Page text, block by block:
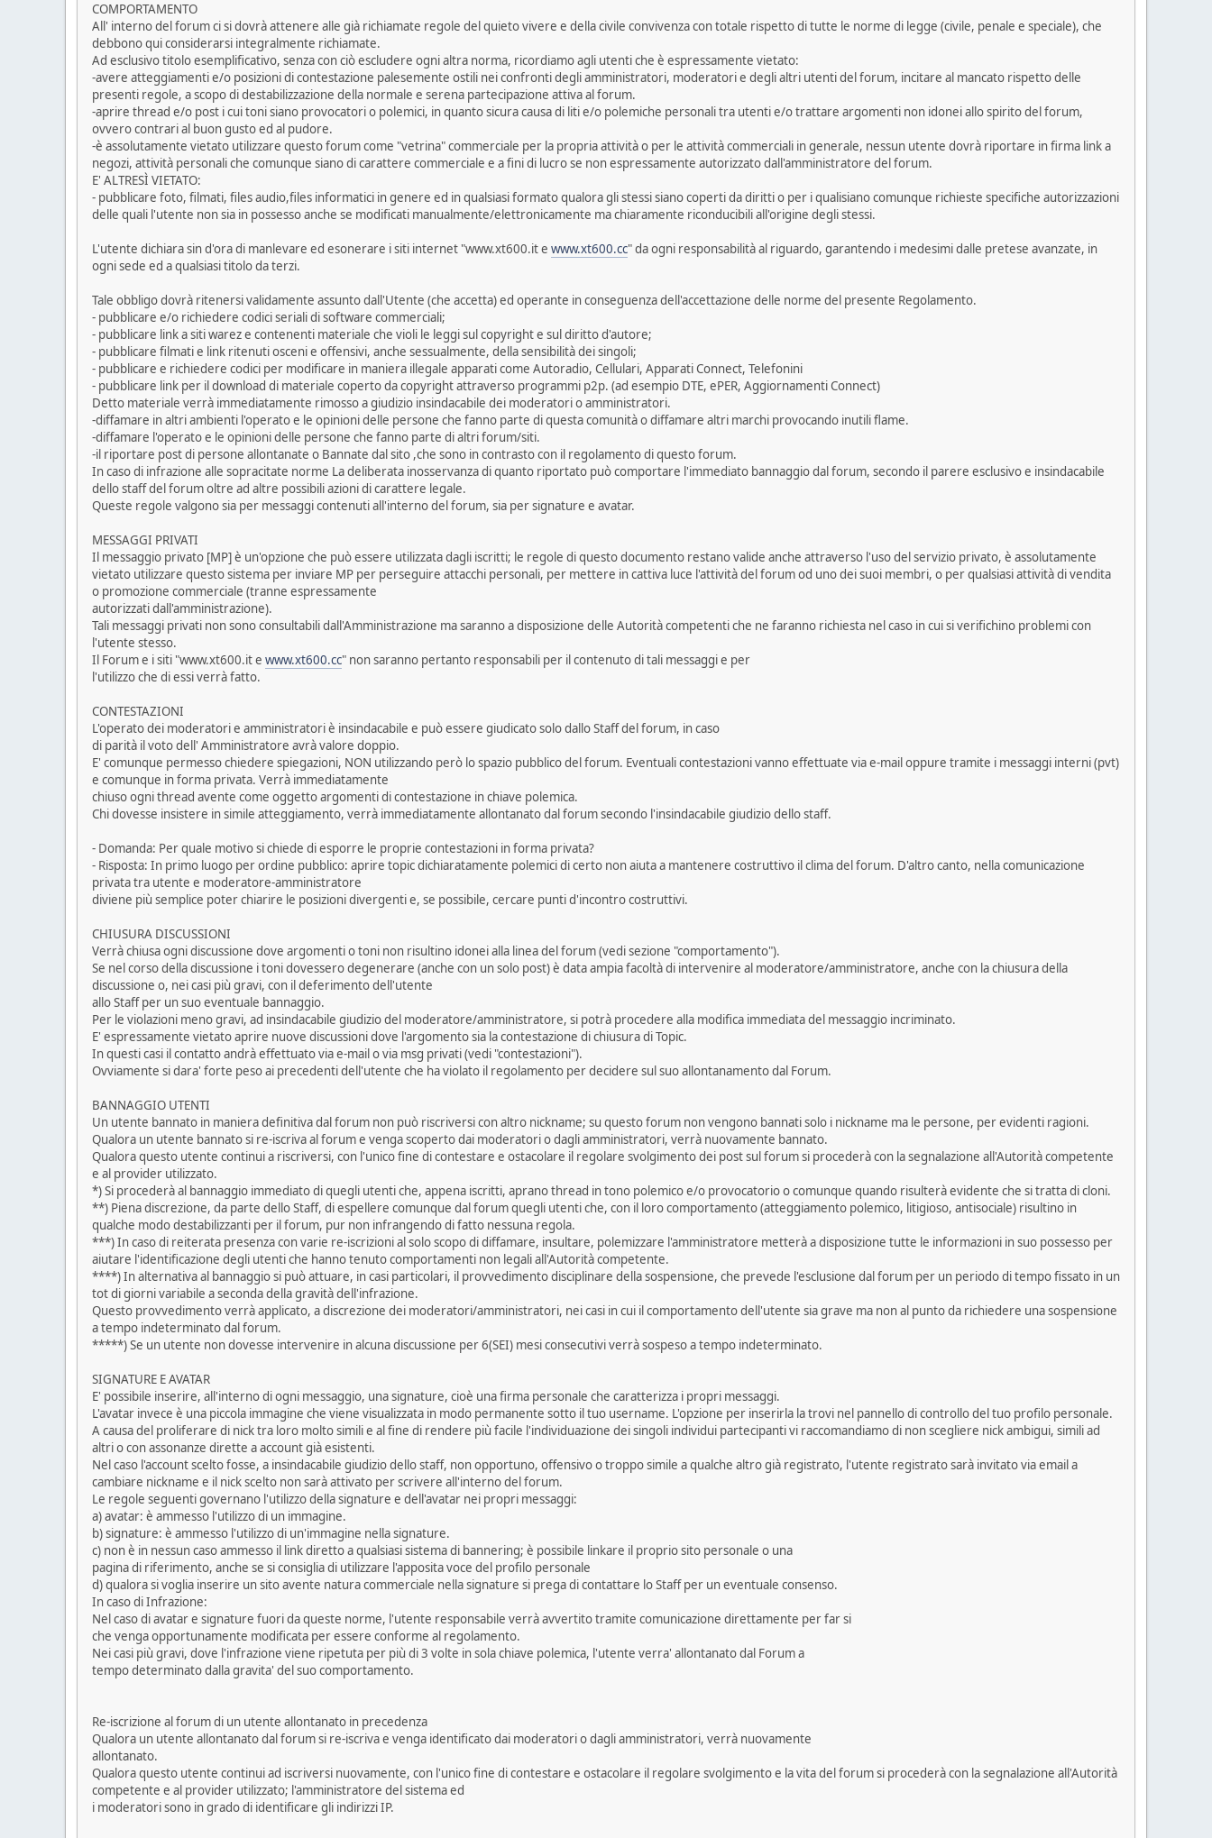
COMPORTAMENTO
All' interno del forum ci si dovrà attenere alle già richiamate regole del quieto vivere e della civile convivenza con totale rispetto di tutte le norme di legge (civile, penale e speciale), che
debbono qui considerarsi integralmente richiamate.
Ad esclusivo titolo esemplificativo, senza con ciò escludere ogni altra norma, ricordiamo agli utenti che è espressamente vietato:
-avere atteggiamenti e/o posizioni di contestazione palesemente ostili nei confronti degli amministratori, moderatori e degli altri utenti del forum, incitare al mancato rispetto delle
presenti regole, a scopo di destabilizzazione della normale e serena partecipazione attiva al forum.
-aprire thread e/o post i cui toni siano provocatori o polemici, in quanto sicura causa di liti e/o polemiche personali tra utenti e/o trattare argomenti non idonei allo spirito del forum,
ovvero contrari al buon gusto ed al pudore.
-è assolutamente vietato utilizzare questo forum come "vetrina" commerciale per la propria attività o per le attività commerciali in generale, nessun utente dovrà riportare in firma link a
negozi, attività personali che comunque siano di carattere commerciale e a fini di lucro se non espressamente autorizzato dall'amministratore del forum.
E' ALTRESÌ VIETATO:
- pubblicare foto, filmati, files audio,files informatici in genere ed in qualsiasi formato qualora gli stessi siano coperti da diritti o per i qualisiano comunque richieste specifiche autorizzazioni
delle quali l'utente non sia in possesso anche se modificati manualmente/elettronicamente ma chiaramente riconducibili all'origine degli stessi.
L'utente dichiara sin d'ora di manlevare ed esonerare i siti internet "www.xt600.it e www.xt600.cc" da ogni responsabilità al riguardo, garantendo i medesimi dalle pretese avanzate, in
ogni sede ed a qualsiasi titolo da terzi.
Tale obbligo dovrà ritenersi validamente assunto dall'Utente (che accetta) ed operante in conseguenza dell'accettazione delle norme del presente Regolamento.
- pubblicare e/o richiedere codici seriali di software commerciali;
- pubblicare link a siti warez e contenenti materiale che violi le leggi sul copyright e sul diritto d'autore;
- pubblicare filmati e link ritenuti osceni e offensivi, anche sessualmente, della sensibilità dei singoli;
- pubblicare e richiedere codici per modificare in maniera illegale apparati come Autoradio, Cellulari, Apparati Connect, Telefonini
- pubblicare link per il download di materiale coperto da copyright attraverso programmi p2p. (ad esempio DTE, ePER, Aggiornamenti Connect)
Detto materiale verrà immediatamente rimosso a giudizio insindacabile dei moderatori o amministratori.
-diffamare in altri ambienti l'operato e le opinioni delle persone che fanno parte di questa comunità o diffamare altri marchi provocando inutili flame.
-diffamare l'operato e le opinioni delle persone che fanno parte di altri forum/siti.
-il riportare post di persone allontanate o Bannate dal sito ,che sono in contrasto con il regolamento di questo forum.
In caso di infrazione alle sopracitate norme La deliberata inosservanza di quanto riportato può comportare l'immediato bannaggio dal forum, secondo il parere esclusivo e insindacabile
dello staff del forum oltre ad altre possibili azioni di carattere legale.
Queste regole valgono sia per messaggi contenuti all'interno del forum, sia per signature e avatar.
MESSAGGI PRIVATI
Il messaggio privato [MP] è un'opzione che può essere utilizzata dagli iscritti; le regole di questo documento restano valide anche attraverso l'uso del servizio privato, è assolutamente
vietato utilizzare questo sistema per inviare MP per perseguire attacchi personali, per mettere in cattiva luce l'attività del forum od uno dei suoi membri, o per qualsiasi attività di vendita
o promozione commerciale (tranne espressamente
autorizzati dall'amministrazione).
Tali messaggi privati non sono consultabili dall'Amministrazione ma saranno a disposizione delle Autorità competenti che ne faranno richiesta nel caso in cui si verifichino problemi con
l'utente stesso.
Il Forum e i siti "www.xt600.it e www.xt600.cc" non saranno pertanto responsabili per il contenuto di tali messaggi e per
l'utilizzo che di essi verrà fatto.
CONTESTAZIONI
L'operato dei moderatori e amministratori è insindacabile e può essere giudicato solo dallo Staff del forum, in caso
di parità il voto dell' Amministratore avrà valore doppio.
E' comunque permesso chiedere spiegazioni, NON utilizzando però lo spazio pubblico del forum. Eventuali contestazioni vanno effettuate via e-mail oppure tramite i messaggi interni (pvt)
e comunque in forma privata. Verrà immediatamente
chiuso ogni thread avente come oggetto argomenti di contestazione in chiave polemica.
Chi dovesse insistere in simile atteggiamento, verrà immediatamente allontanato dal forum secondo l'insindacabile giudizio dello staff.
- Domanda: Per quale motivo si chiede di esporre le proprie contestazioni in forma privata?
- Risposta: In primo luogo per ordine pubblico: aprire topic dichiaratamente polemici di certo non aiuta a mantenere costruttivo il clima del forum. D'altro canto, nella comunicazione
privata tra utente e moderatore-amministratore
diviene più semplice poter chiarire le posizioni divergenti e, se possibile, cercare punti d'incontro costruttivi.
CHIUSURA DISCUSSIONI
Verrà chiusa ogni discussione dove argomenti o toni non risultino idonei alla linea del forum (vedi sezione "comportamento").
Se nel corso della discussione i toni dovessero degenerare (anche con un solo post) è data ampia facoltà di intervenire al moderatore/amministratore, anche con la chiusura della
discussione o, nei casi più gravi, con il deferimento dell'utente
allo Staff per un suo eventuale bannaggio.
Per le violazioni meno gravi, ad insindacabile giudizio del moderatore/amministratore, si potrà procedere alla modifica immediata del messaggio incriminato.
E' espressamente vietato aprire nuove discussioni dove l'argomento sia la contestazione di chiusura di Topic.
In questi casi il contatto andrà effettuato via e-mail o via msg privati (vedi "contestazioni").
Ovviamente si dara' forte peso ai precedenti dell'utente che ha violato il regolamento per decidere sul suo allontanamento dal Forum.
BANNAGGIO UTENTI
Un utente bannato in maniera definitiva dal forum non può riscriversi con altro nickname; su questo forum non vengono bannati solo i nickname ma le persone, per evidenti ragioni.
Qualora un utente bannato si re-iscriva al forum e venga scoperto dai moderatori o dagli amministratori, verrà nuovamente bannato.
Qualora questo utente continui a riscriversi, con l'unico fine di contestare e ostacolare il regolare svolgimento dei post sul forum si procederà con la segnalazione all'Autorità competente
e al provider utilizzato.
*) Si procederà al bannaggio immediato di quegli utenti che, appena iscritti, aprano thread in tono polemico e/o provocatorio o comunque quando risulterà evidente che si tratta di cloni.
**) Piena discrezione, da parte dello Staff, di espellere comunque dal forum quegli utenti che, con il loro comportamento (atteggiamento polemico, litigioso, antisociale) risultino in
qualche modo destabilizzanti per il forum, pur non infrangendo di fatto nessuna regola.
***) In caso di reiterata presenza con varie re-iscrizioni al solo scopo di diffamare, insultare, polemizzare l'amministratore metterà a disposizione tutte le informazioni in suo possesso per
aiutare l'identificazione degli utenti che hanno tenuto comportamenti non legali all'Autorità competente.
****) In alternativa al bannaggio si può attuare, in casi particolari, il provvedimento disciplinare della sospensione, che prevede l'esclusione dal forum per un periodo di tempo fissato in un
tot di giorni variabile a seconda della gravità dell'infrazione.
Questo provvedimento verrà applicato, a discrezione dei moderatori/amministratori, nei casi in cui il comportamento dell'utente sia grave ma non al punto da richiedere una sospensione
a tempo indeterminato dal forum.
*****) Se un utente non dovesse intervenire in alcuna discussione per 6(SEI) mesi consecutivi verrà sospeso a tempo indeterminato.
SIGNATURE E AVATAR
E' possibile inserire, all'interno di ogni messaggio, una signature, cioè una firma personale che caratterizza i propri messaggi.
L'avatar invece è una piccola immagine che viene visualizzata in modo permanente sotto il tuo username. L'opzione per inserirla la trovi nel pannello di controllo del tuo profilo personale.
A causa del proliferare di nick tra loro molto simili e al fine di rendere più facile l'individuazione dei singoli individui partecipanti vi raccomandiamo di non scegliere nick ambigui, simili ad
altri o con assonanze dirette a account già esistenti.
Nel caso l'account scelto fosse, a insindacabile giudizio dello staff, non opportuno, offensivo o troppo simile a qualche altro già registrato, l'utente registrato sarà invitato via email a
cambiare nickname e il nick scelto non sarà attivato per scrivere all'interno del forum.
Le regole seguenti governano l'utilizzo della signature e dell'avatar nei propri messaggi:
a) avatar: è ammesso l'utilizzo di un immagine.
b) signature: è ammesso l'utilizzo di un'immagine nella signature.
c) non è in nessun caso ammesso il link diretto a qualsiasi sistema di bannering; è possibile linkare il proprio sito personale o una
pagina di riferimento, anche se si consiglia di utilizzare l'apposita voce del profilo personale
d) qualora si voglia inserire un sito avente natura commerciale nella signature si prega di contattare lo Staff per un eventuale consenso.
In caso di Infrazione:
Nel caso di avatar e signature fuori da queste norme, l'utente responsabile verrà avvertito tramite comunicazione direttamente per far si
che venga opportunamente modificata per essere conforme al regolamento.
Nei casi più gravi, dove l'infrazione viene ripetuta per più di 3 volte in sola chiave polemica, l'utente verra' allontanato dal Forum a
tempo determinato dalla gravita' del suo comportamento.
Re-iscrizione al forum di un utente allontanato in precedenza
Qualora un utente allontanato dal forum si re-iscriva e venga identificato dai moderatori o dagli amministratori, verrà nuovamente
allontanato.
Qualora questo utente continui ad iscriversi nuovamente, con l'unico fine di contestare e ostacolare il regolare svolgimento e la vita del forum si procederà con la segnalazione all'Autorità
competente e al provider utilizzato; l'amministratore del sistema ed
i moderatori sono in grado di identificare gli indirizzi IP.